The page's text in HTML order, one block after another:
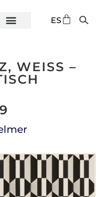
ES
EN
WEISS – P